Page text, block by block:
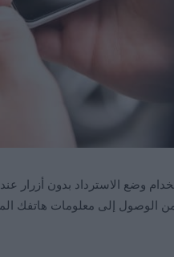
وضع الاسترداد بدون أزرار عند